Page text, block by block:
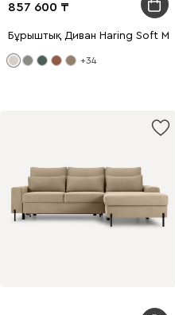
857 600
Бұрыштық Диван Haring Soft Milk
+34